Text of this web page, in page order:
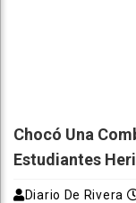
Chocó Una
Estudiantes
Diario De Rivera